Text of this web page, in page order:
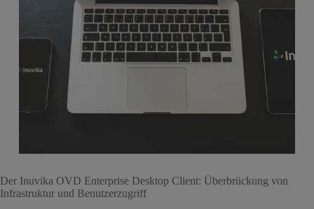
Der Inuvika OVD Enterprise Desktop Client: Überbrückung von
Infrastruktur und Benutzerzugriff